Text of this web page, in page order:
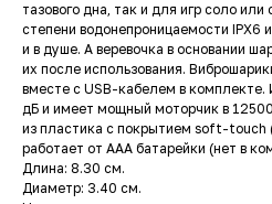
тазового дна, так и для игр соло
степени водонепроницаемости IPX6
и в душе. А веревочка в основании
их после использования.
вместе с USB-кабелем в комплекте.
дБ и имеет мощный моторчик в
из пластика с покрытием soft-touch
работает от ААА батарейки (нет в
Длина: 8.30 см.
Диаметр: 3.40 см.